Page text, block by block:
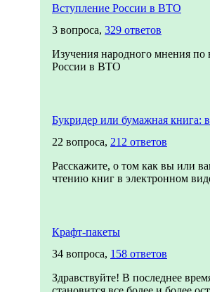
Вступление России в ВТО
3 вопроса, 329 ответов
Изучения народного мнения по
России в ВТО
Букридер или бумажная книга:
22 вопроса, 212 ответов
Расскажите, о том как вы или
чтению книг в электронном
Крафт-пакеты
34 вопроса, 158 ответов
Здравствуйте! В последнее